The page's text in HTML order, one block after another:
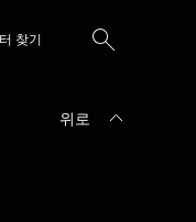
찾기
위로